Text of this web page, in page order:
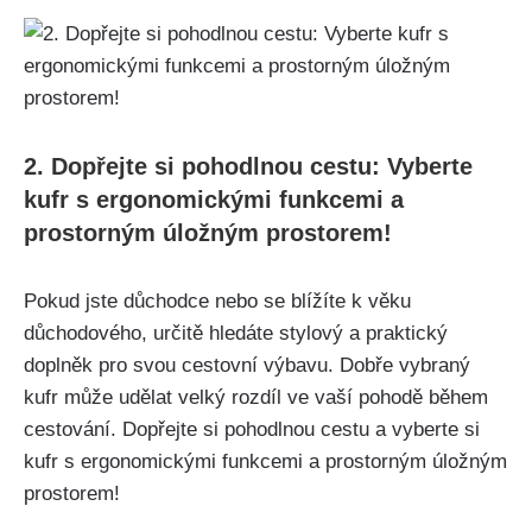
2. Dopřejte si⁣ pohodlnou cestu: Vyberte
kufr s ergonomickými funkcemi a
prostorným úložným prostorem!
Pokud jste⁢ důchodce nebo se blížíte k věku
důchodového, určitě ​hledáte stylový a praktický
doplněk pro svou⁤ cestovní výbavu. Dobře vybraný
kufr může udělat velký rozdíl ve vaší ‌pohodě během‍
cestování. Dopřejte si pohodlnou cestu a vyberte si
kufr s ergonomickými funkcemi a prostorným úložným
‌prostorem!